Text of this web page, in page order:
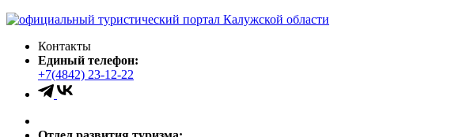
Контакты
Единый телефон:
+7(4842) 23-12-22